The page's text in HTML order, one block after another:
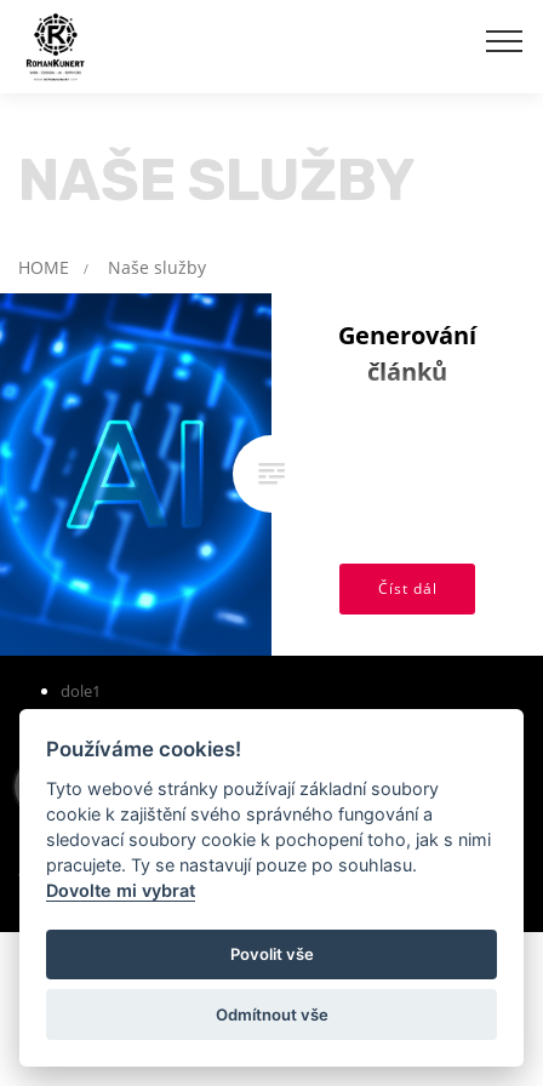
NAŠE SLUŽBY
HOME / Naše služby
Generování
článků
Číst dál
dole1
VytváříStudioMCna systému PublicMCs podporouMediaMC
| © PublicMC 2005 - 2026
Používáme cookies!
Tyto webové stránky používají základní soubory
cookie k zajištění svého správného fungování a
sledovací soubory cookie k pochopení toho, jak s nimi
pracujete. Ty se nastavují pouze po souhlasu.
Dovolte mi vybrat
Povolit vše
Odmítnout vše